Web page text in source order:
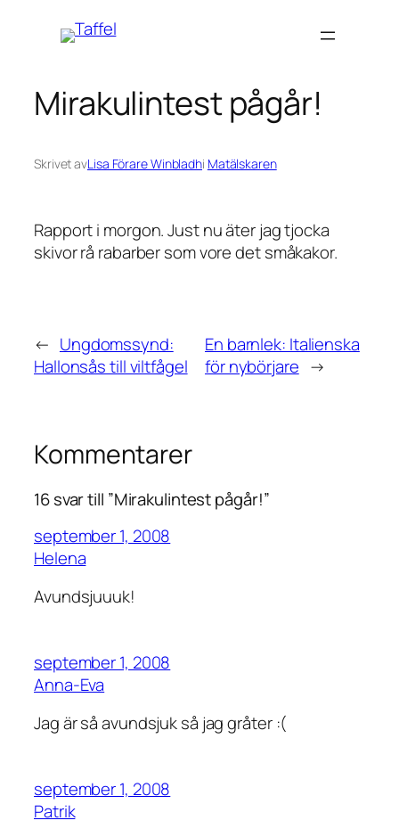
Mirakulintest pågår!
Skrivet avLisa Förare Winbladhi Matälskaren
Rapport i morgon. Just nu äter jag tjocka
skivor rå rabarber som vore det småkakor.
← Ungdomssynd:
Hallonsås till viltfågel
En barnlek: Italienska
för nybörjare →
Kommentarer
16 svar till ”Mirakulintest pågår!”
september 1, 2008
Helena
Avundsjuuuk!
september 1, 2008
Anna-Eva
Jag är så avundsjuk så jag gråter :(
september 1, 2008
Patrik